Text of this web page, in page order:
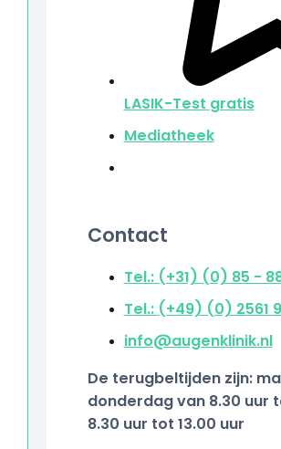
LASIK-Test gratis
Mediatheek
Contact
Tel.: (+31) (0) 85 -
Tel.: (+49) (0) 2561
info@augenklinik.nl
De terugbeltijden zijn:
donderdag van 8.30 uur
8.30 uur tot 13.00 uur